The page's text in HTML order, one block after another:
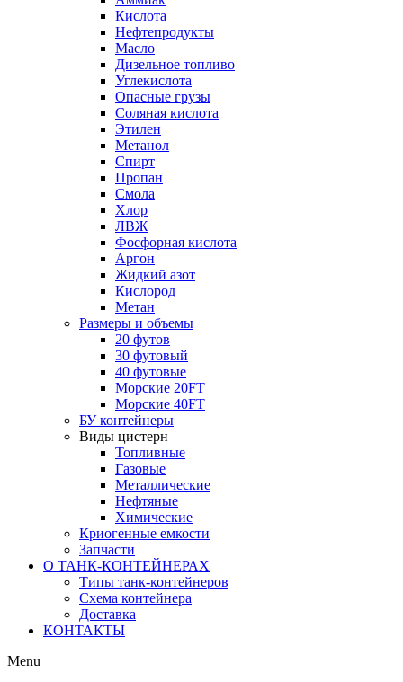
Кислота
Нефтепродукты
Масло
Дизельное топливо
Углекислота
Опасные грузы
Соляная кислота
Этилен
Метанол
Спирт
Пропан
Смола
Хлор
ЛВЖ
Фосфорная кислота
Аргон
Жидкий азот
Кислород
Метан
Размеры и объемы
20 футов
30 футовый
40 футовые
Морские 20FT
Морские 40FT
БУ контейнеры
Виды цистерн
Топливные
Газовые
Металлические
Нефтяные
Химические
Криогенные емкости
Запчасти
О ТАНК-КОНТЕЙНЕРАХ
Типы танк-контейнеров
Схема контейнера
Доставка
КОНТАКТЫ
Menu